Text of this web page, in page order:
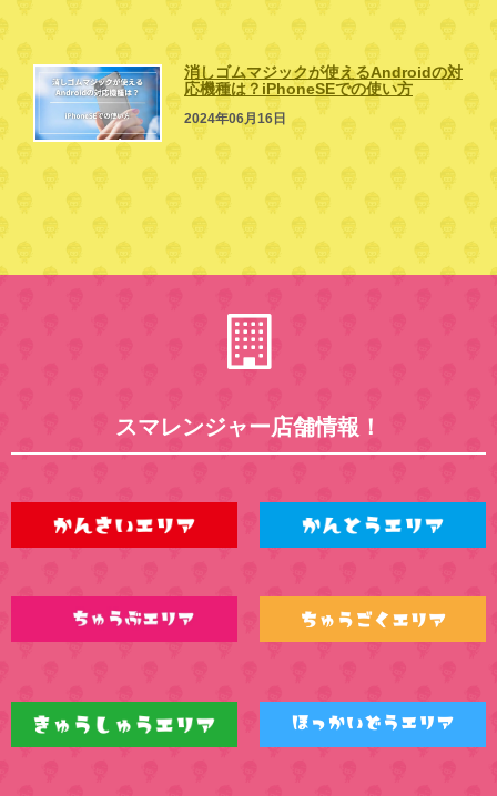
消しゴムマジックが使えるAndroidの対
応機種は？iPhoneSEでの使い方
2024年06月16日
スマレンジャー店舗情報！